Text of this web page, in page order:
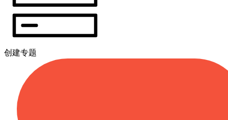
创建专题